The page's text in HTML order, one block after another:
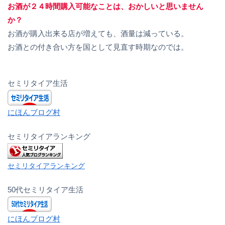
お酒が２４時間購入可能なことは、おかしいと思いません
か？
お酒が購入出来る店が増えても、酒量は減っている。
お酒との付き合い方を国として見直す時期なのでは。
セミリタイア生活
にほんブログ村
セミリタイアランキング
セミリタイアランキング
50代セミリタイア生活
にほんブログ村